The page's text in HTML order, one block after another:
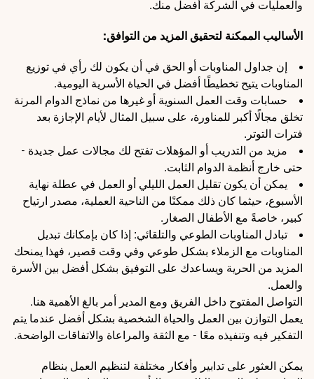
والعمليات في الشركة أفضل منك.
الأساليب الممكنة لتحقيق المزيد من التوافق:
إن جداول المناوبات أو الحق في أن يكون لك رأي في توزيع
المناوبات يتيح تخطيطًا أفضل في الحياة الأسرية اليومية.
حسابات وقت العمل السنوية أو غيرها من نماذج الدوام المرنة
تخلق مجالًا أكبر للمناورة، على سبيل المثال لأيام الإجازة بعد
فترات التوتر.
مزيد من التدريب أو المؤهلات تفتح لك مجالات عمل جديدة -
حتى خارج أنظمة الدوام الثابت.
يمكن أن يكون تقليل العمل الليلي أو العمل في عطلة نهاية
الأسبوع، حيثما كان ذلك ممكنًا من الناحية العملية، مصدر ارتياح
كبير، خاصةً مع الأطفال الصغار.
تبادل المناوبات الطوعي والتلقائي: إذا كان بإمكانك تبديل
المناوبات مع الزملاء بشكل طوعي وفي وقت قصير، فهذا يمنحك
المزيد من الحرية ويساعدك على التوفيق بشكل أفضل بين الأسرة
والعمل.
التواصل المفتوح داخل الفريق ومع المدير أمر بالغ الأهمية هنا.
يعمل التوازن بين العمل والحياة الشخصية بشكل أفضل عندما يتم
التفكير فيه وتنفيذه معًا - مع الثقة والمراعاة والاتفاقات الواضحة.
يمكن العثور على تدابير وأفكار مختلفة لتنظيم العمل بنظام